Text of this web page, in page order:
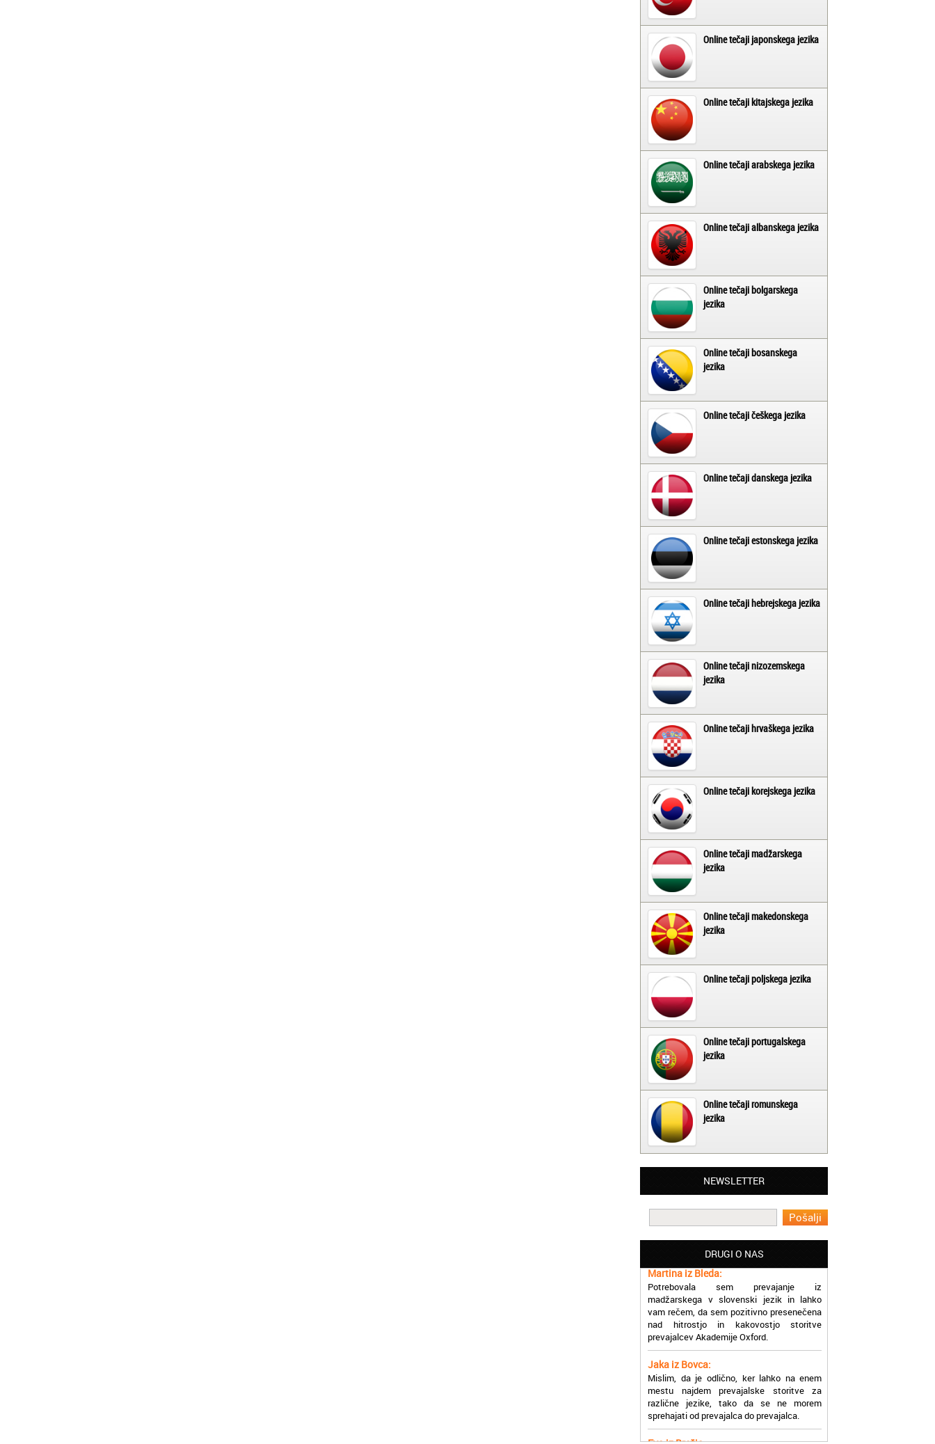
Online tečaji japonskega jezika
Online tečaji kitajskega jezika
Online tečaji arabskega jezika
Online tečaji albanskega jezika
Online tečaji bolgarskega
jezika
Online tečaji bosanskega
jezika
Online tečaji češkega jezika
Online tečaji danskega jezika
Online tečaji estonskega jezika
Online tečaji hebrejskega jezika
Online tečaji nizozemskega
jezika
Online tečaji hrvaškega jezika
Online tečaji korejskega jezika
Online tečaji madžarskega
jezika
Online tečaji makedonskega
jezika
Online tečaji poljskega jezika
Online tečaji portugalskega
jezika
Online tečaji romunskega
jezika
NEWSLETTER
DRUGI O NAS
Matjaž iz Ajdovščine:
Lahko pohvalim vse zaposlene v Akademiji
prevajalske storitve opravljajo hitro in
učinkoviti.
Martina iz Bleda:
Potrebovala sem prevajanje iz
madžarskega v slovenski jezik in lahko
vam rečem, da sem pozitivno presenečena
nad hitrostjo in kakovostjo storitve
prevajalcev Akademije Oxford.
Jaka iz Bovca:
Mislim, da je odlično, ker lahko na enem
mestu najdem prevajalske storitve za
različne jezike, tako da se ne morem
sprehajati od prevajalca do prevajalca.
Eva iz Brežic:
Nujno sem potrebovala prevod v francoski